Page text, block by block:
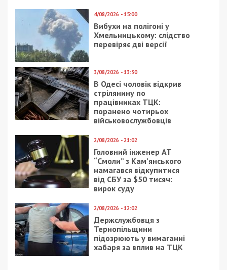
4/08/2026 - 15:00
Вибухи на полігоні у
Хмельницькому: слідство
перевіряє дві версії
3/08/2026 - 13:30
В Одесі чоловік відкрив
стрілянину по
працівниках ТЦК:
поранено чотирьох
військовослужбовців
2/08/2026 - 21:02
Головний інженер АТ
“Смоли” з Кам’янського
намагався відкупитися
від СБУ за $50 тисяч:
вирок суду
2/08/2026 - 12:02
Держслужбовця з
Тернопільщини
підозрюють у вимаганні
хабаря за вплив на ТЦК